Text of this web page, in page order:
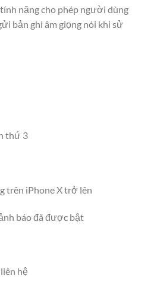
tính năng cho phép người dùng
bản ghi âm giọng nói khi sử
thứ 3
trên iPhone X trở lên
báo đã được bật
hệ